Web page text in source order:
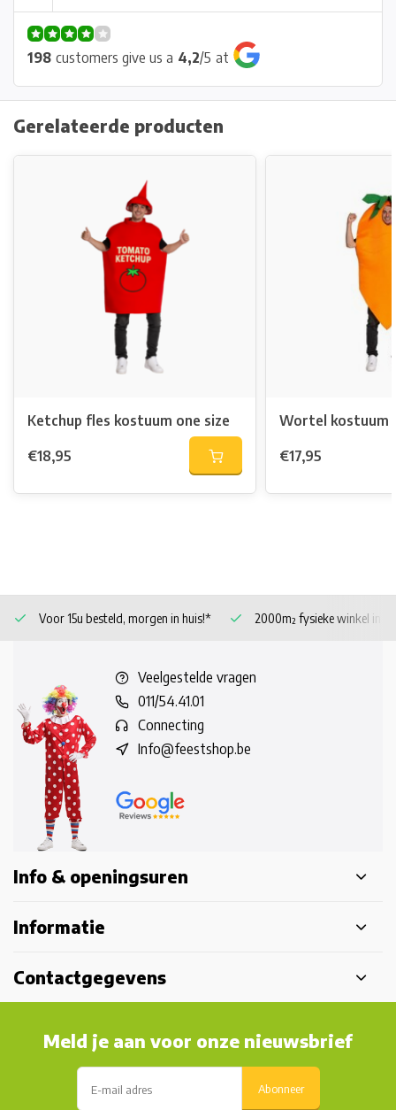
198 customers give us a 4,2/5 at
Gerelateerde producten
Ketchup fles kostuum one size
€18,95
Wortel kostuum
€17,95
Voor 15u besteld, morgen in huis!* 2000m² fysieke winkel in
Veelgestelde vragen
011/54.41.01
Connecting
Info@feestshop.be
Info & openingsuren
Informatie
Contactgegevens
Meld je aan voor onze nieuwsbrief
Abonneer